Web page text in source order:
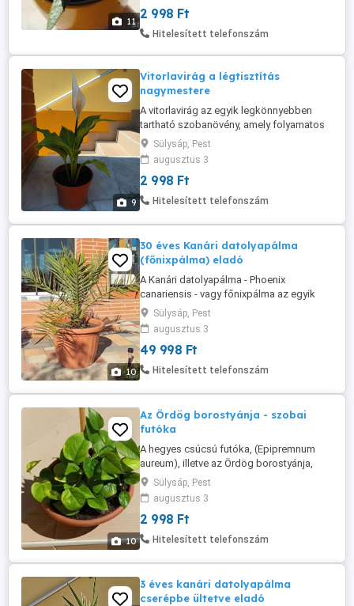
11
háromszög alakúak, tőlevél rózsát
alkotnak, szélükön fogazottak és hegyes
Világos, napos ...
2 998 Ft
Hitelesített telefonszám
9
Vitorlavirág a légtisztítás
nagymestere
A vitorlavirág az egyik legkönnyebben
tartható szobanövény, amely folyamatos
virágzásával méltó dísze lehet
félárnyékos szobánknak. A vitorlavirág
(Spathiphyllum) a légtisztító növények
közé tartozik, ezért különösen ajánlott a
tartása lakásunkban. Virágai hosszú
...
Sülysáp, Pest
augusztus 3
2 998 Ft
Hitelesített telefonszám
10
30 éves Kanári datolyapálma
(főnixpálma) eladó
A Kanári datolyapálma - Phoenix
canariensis - vagy főnixpálma az egyik
legmutatósabb pálmafaj, a Kanári
szigetekről származó növény. Ez az
elegáns, lassú növekedésű örökzöld
pálma, különleges megjelenését kb. 1
méteres, karcsú, zöld szárról lehajló
datolyapálma ...
Sülysáp, Pest
augusztus 3
49 998 Ft
Hitelesített telefonszám
10
Az Ördög borostyánja - szobai
futóka
A hegyes csúcsú futóka, (Epipremnum
aureum), illetve az Ördög borostyánja,
vagy az Ördög szőlője beceneveket
annak a tulajdonságának köszönheti,
hogy bármilyen körülmények között
képes életben maradni. A Polinéziai-
szigetekről származó, gyorsan növő,
léggyökerekkel és fényes ...
Sülysáp, Pest
augusztus 3
2 998 Ft
Hitelesített telefonszám
3 éves kanári datolyapálma
cserépbe ültetve eladó